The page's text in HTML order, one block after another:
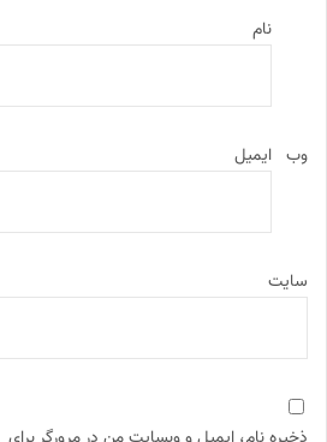
نام
ایمیل وب‌
سایت